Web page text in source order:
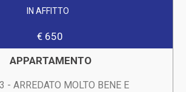
IN AFFITTO
€ 650
APPARTAMENTO
- ARREDATO MOLTO BENE E